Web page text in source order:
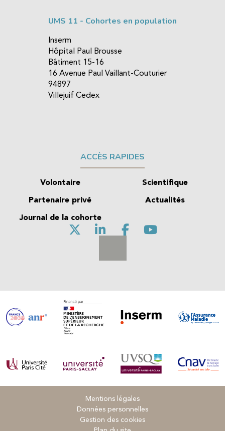
UMS 11 - Cohortes en population
Inserm
Hôpital Paul Brousse
Bâtiment 15-16
16 Avenue Paul Vaillant-Couturier
94897
Villejuif Cedex
ACCÈS RAPIDES
Volontaire Scientifique
Partenaire privé Actualités
Journal de la cohorte
Mentions légales
Données personnelles
Gestion des cookies